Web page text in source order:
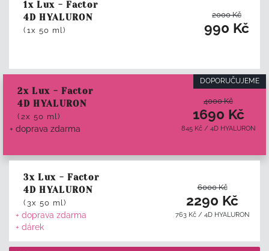
1x Lux - Factor
4D HYALURON
(1x 50 ml)
2000 Kč
990 Kč
DOPORUČUJEME
2x Lux - Factor
4D HYALURON
(2x 50 ml)
+ doprava zdarma
4000 Kč
1690 Kč
845 Kč / 4D HYALURON
3x Lux - Factor
4D HYALURON
(3x 50 ml)
+ doprava zdarma
+ dárek
6000 Kč
2290 Kč
763 Kč / 4D HYALURON